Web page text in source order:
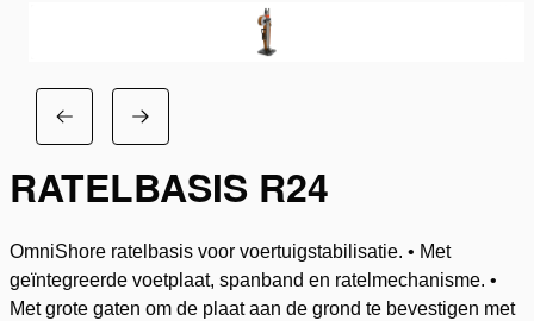
RATELBASIS R24
OmniShore ratelbasis voor voertuigstabilisatie. • Met
geïntegreerde voetplaat, spanband en ratelmechanisme. •
Met grote gaten om de plaat aan de grond te bevestigen met